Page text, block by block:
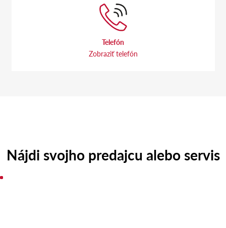
Telefón
Zobraziť telefón
Nájdi svojho predajcu alebo servis